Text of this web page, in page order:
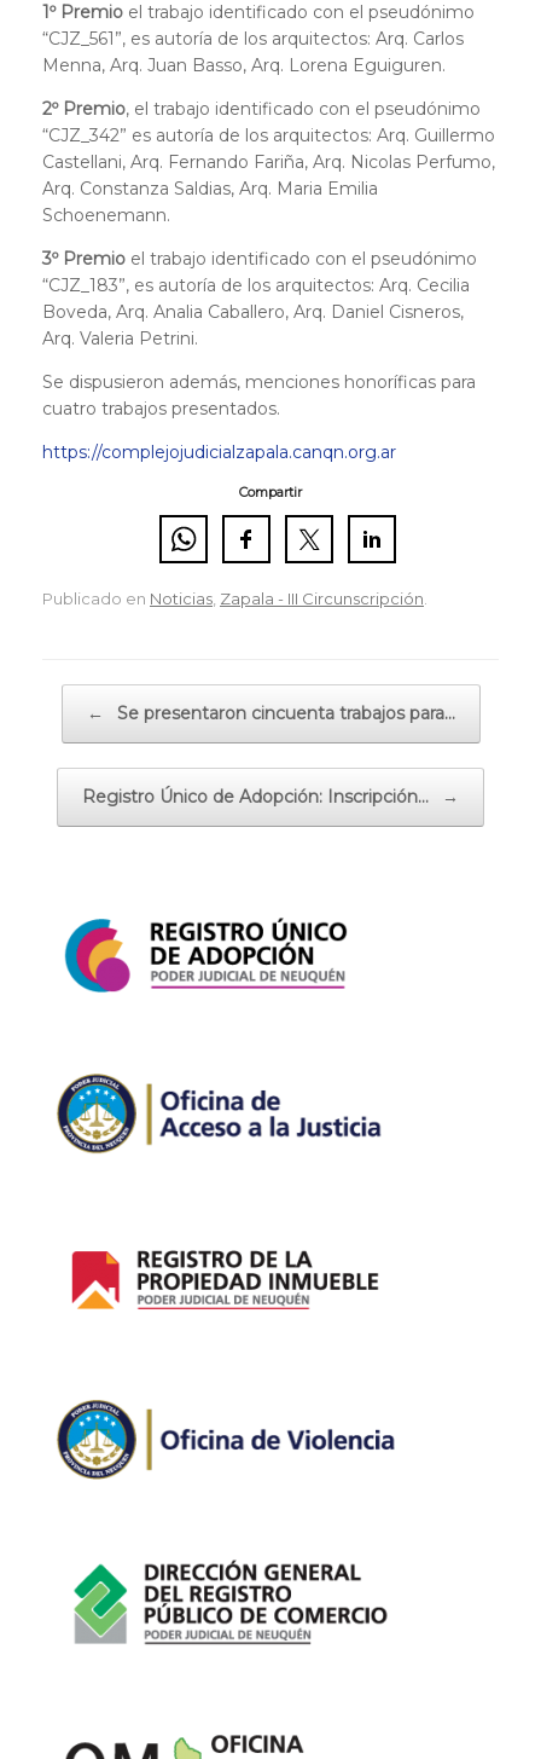
1º Premio el trabajo identificado con el pseudónimo
“CJZ_561”, es autoría de los arquitectos: Arq. Carlos
Menna, Arq. Juan Basso, Arq. Lorena Eguiguren.
2º Premio, el trabajo identificado con el pseudónimo
“CJZ_342” es autoría de los arquitectos: Arq. Guillermo
Castellani, Arq. Fernando Fariña, Arq. Nicolas Perfumo,
Arq. Constanza Saldias, Arq. Maria Emilia
Schoenemann.
3º Premio el trabajo identificado con el pseudónimo
“CJZ_183”, es autoría de los arquitectos: Arq. Cecilia
Boveda, Arq. Analia Caballero, Arq. Daniel Cisneros,
Arq. Valeria Petrini.
Se dispusieron además, menciones honoríficas para
cuatro trabajos presentados.
https://complejojudicialzapala.canqn.org.ar
Compartir
Publicado en Noticias Zapala - III Circunscripción
← Se presentaron cincuenta trabajos para…
Registro Único de Adopción: Inscripción… →